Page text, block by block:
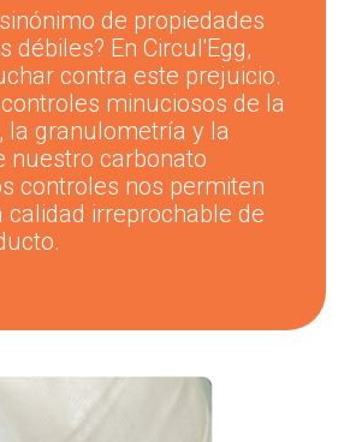
de propiedades
débiles? En Circul'Egg,
contra este prejuicio.
minuciosos de la
la granulometría y la
nuestro carbonato
controles nos permiten
calidad irreprochable de